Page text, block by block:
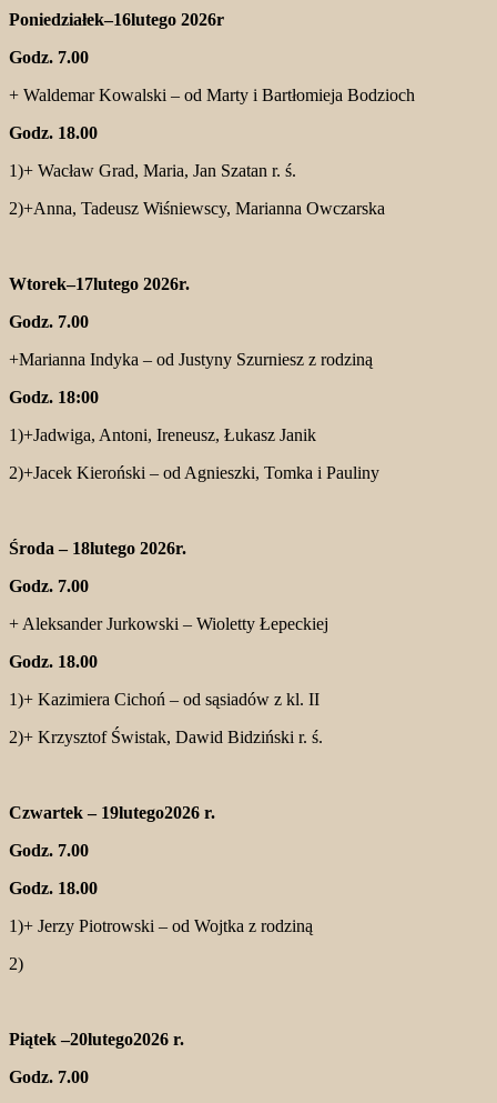
Poniedziałek–16lutego 2026r
Godz. 7.00
+ Waldemar Kowalski – od Marty i Bartłomieja Bodzioch
Godz. 18.00
1)+ Wacław Grad, Maria, Jan Szatan r. ś.
2)+Anna, Tadeusz Wiśniewscy, Marianna Owczarska
Wtorek–17lutego 2026r.
Godz. 7.00
+Marianna Indyka – od Justyny Szurniesz z rodziną
Godz. 18:00
1)+Jadwiga, Antoni, Ireneusz, Łukasz Janik
2)+Jacek Kieroński – od Agnieszki, Tomka i Pauliny
Środa – 18lutego 2026r.
Godz. 7.00
+ Aleksander Jurkowski – Wioletty Łepeckiej
Godz. 18.00
1)+ Kazimiera Cichoń – od sąsiadów z kl. II
2)+ Krzysztof Świstak, Dawid Bidziński r. ś.
Czwartek – 19lutego2026 r.
Godz. 7.00
Godz. 18.00
1)+ Jerzy Piotrowski – od Wojtka z rodziną
2)
Piątek –20lutego2026 r.
Godz. 7.00